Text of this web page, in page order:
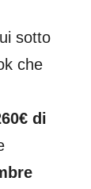
sotto
che
di